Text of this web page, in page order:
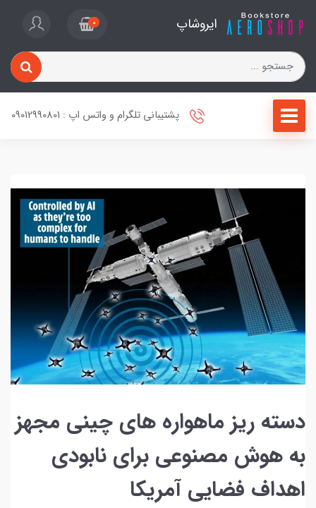
ایروشاپ 0
پشتیبانی تلگرام و واتس اپ : 09012990801
دسته ریز ماهواره های چینی مجهز
به هوش مصنوعی برای نابودی
اهداف فضایی آمریکا